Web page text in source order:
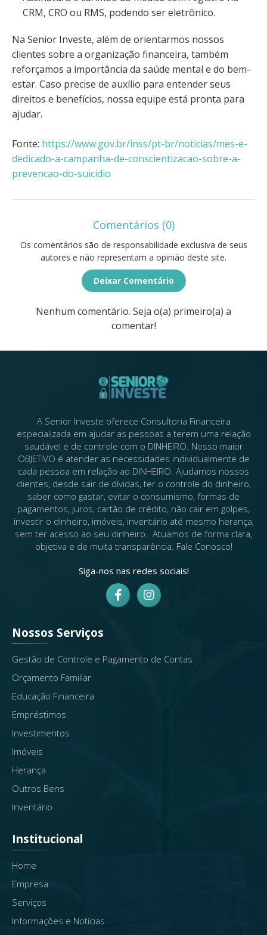
CRM, CRO ou RMS, podendo ser eletrônico.
Na Senior Investe, além de orientarmos nossos
clientes sobre a organização financeira, também
reforçamos a importância da saúde mental e do bem-
estar. Caso precise de auxílio para entender seus
direitos e benefícios, nossa equipe está pronta para
ajudar.
Fonte: https://www.gov.br/inss/pt-br/noticias/mes-e-
dedicado-a-campanha-de-conscientizacao-sobre-a-
prevencao-do-suicidio
Comentários (0)
Os comentários são de responsabilidade exclusiva de seus
autores e não representam a opinião deste site.
Deixar Comentário
Nenhum comentário. Seja o(a) primeiro(a) a
comentar!
A Senior Investe oferece Consultoria Financeira
especializada em ajudar as pessoas a terem uma relação
saudável e de controle com o DINHEIRO. ​Nosso maior
OBJETIVO é atender as necessidades individualmente de
cada pessoa em relação ao DINHEIRO.​ Ajudamos nossos
clientes, desde sair de dívidas, ter o controle do dinheiro,
saber como gastar, evitar o consumismo, formas de
pagamentos, juros, cartão de crédito, não cair em golpes,
investir o dinheiro, imóveis, inventário até mesmo herança,
sem ter acesso ao seu dinheiro. ​ Atuamos de forma clara,
objetiva e de muita transparência​. Fale Conosco!​
Siga-nos nas redes sociais!
Nossos Serviços
Gestão de Controle e Pagamento de Contas
Orçamento Familiar
Educação Financeira
Empréstimos
Investimentos
Imóveis
Herança
Outros Bens
Inventário
Institucional
Home
Empresa
Serviços
Informações e Notícias